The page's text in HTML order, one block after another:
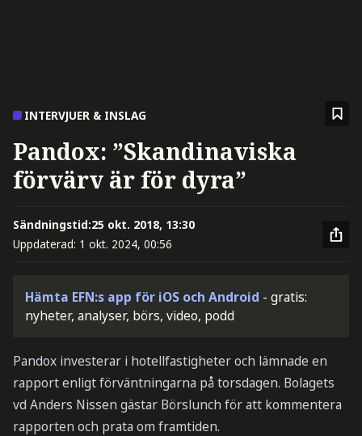
INTERVJUER & INSLAG
Pandox: ”Skandinaviska
förvärv är för dyra”
Sändningstid:25 okt. 2018, 13:30
Uppdaterad: 1 okt. 2024, 00:56
Hämta EFN:s app för iOS och Android - gratis:
nyheter, analyser, börs, video, podd
Pandox investerar i hotellfastigheter och lämnade en
rapport enligt förväntningarna på torsdagen. Bolagets
vd Anders Nissen gästar Börslunch för att kommentera
rapporten och prata om framtiden.